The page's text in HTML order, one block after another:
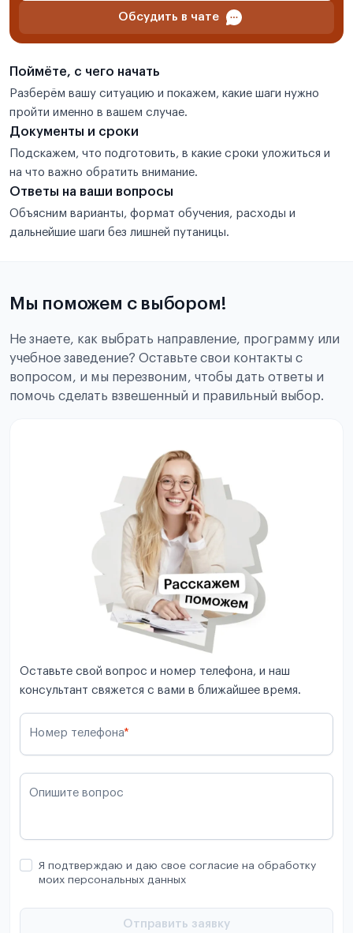
Обсудить в чате
Поймёте, с чего начать
Разберём вашу ситуацию и покажем, какие шаги нужно
пройти именно в вашем случае.
Документы и сроки
Подскажем, что подготовить, в какие сроки уложиться и
на что важно обратить внимание.
Ответы на ваши вопросы
Объясним варианты, формат обучения, расходы и
дальнейшие шаги без лишней путаницы.
Мы поможем с выбором!
Не знаете, как выбрать направление, программу или
учебное заведение? Оставьте свои контакты с
вопросом, и мы перезвоним, чтобы дать ответы и
помочь сделать взвешенный и правильный выбор.
Оставьте свой вопрос и номер телефона, и наш
консультант свяжется с вами в ближайшее время.
Номер телефона*
Опишите вопрос
Я подтверждаю и даю свое согласие на обработку
моих персональных данных
Отправить заявку